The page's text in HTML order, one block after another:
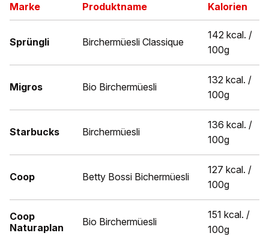
Marke Produktname Kalorien
Sprüngli Birchermüesli Classique
142 kcal. /
100g
Migros Bio Birchermüesli
132 kcal. /
100g
Starbucks Birchermüesli
136 kcal. /
100g
Coop Betty Bossi Bichermüesli
127 kcal. /
100g
Coop
Naturaplan
Bio Birchermüesli
151 kcal. /
100g